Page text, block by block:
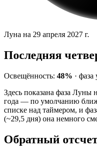
Луна на 29 апреля 2027 г.
Последняя
Освещённость: 48% · фаза
Здесь показана фаза Луны
года — по умолчанию
списке над таймером, и
(~29,5 дня) она немного
Обратный